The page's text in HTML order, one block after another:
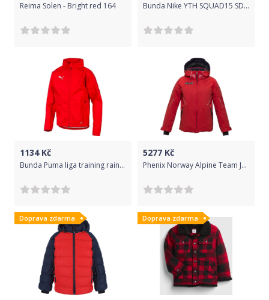
Reima Solen - Bright red 164 Bunda Nike YTH SQUAD15 SDLN KNIT JKT 645900-657 Velikost XS (122-128 cm)
1134Kč
Bunda Puma liga training rain t regen kids f01 655660-001 Velikost 164
5277 Kč
Phenix Norway Alpine Team Jr. Jacket - RD 140
Doprava zdarma Doprava zdarma